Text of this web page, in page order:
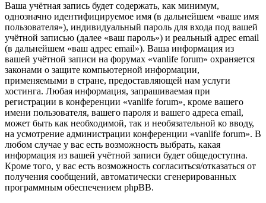
Ваша учётная запись будет содержать, как минимум,
однозначно идентифицируемое имя (в дальнейшем «ваше имя
пользователя»), индивидуальный пароль для входа под вашей
учётной записью (далее «ваш пароль») и реальный адрес email
(в дальнейшем «ваш адрес email»). Ваша информация из
вашей учётной записи на форумах «vanlife forum» охраняется
законами о защите компьютерной информации,
применяемыми в стране, предоставляющей нам услуги
хостинга. Любая информация, запрашиваемая при
регистрации в конференции «vanlife forum», кроме вашего
имени пользователя, вашего пароля и вашего адреса email,
может быть как необходимой, так и необязательной ко вводу,
на усмотрение администрации конференции «vanlife forum». В
любом случае у вас есть возможность выбрать, какая
информация из вашей учётной записи будет общедоступна.
Кроме того, у вас есть возможность согласиться/отказаться от
получения сообщений, автоматически сгенерированных
программным обеспечением phpBB.